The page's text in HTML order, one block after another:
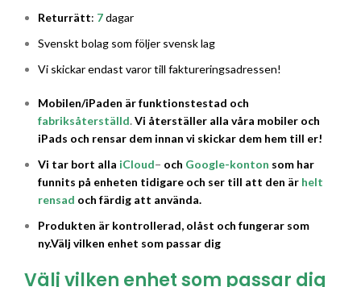
Returrätt: 7dagar
Svenskt bolag som följer svensk lag
Vi skickar endast varor till faktureringsadressen!
Mobilen/iPaden är funktionstestad och
fabriksåterställd.Vi återställer alla våra mobiler och
iPads och rensar dem innan vi skickar dem hem till er!
Vi tar bort alla iCloud– och Google-konton som har
funnits på enheten tidigare och ser till att den är helt
rensad och färdig att använda.
Produkten är kontrollerad, olåst och fungerar som
ny.Välj vilken enhet som passar dig
Välj vilken enhet som passar dig